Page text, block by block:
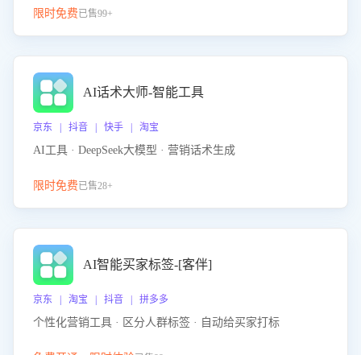
限时免费已售99+
AI话术大师-智能工具
京东 | 抖音 | 快手 | 淘宝
AI工具 · DeepSeek大模型 · 营销话术生成
限时免费已售28+
AI智能买家标签-[客伴]
京东 | 淘宝 | 抖音 | 拼多多
个性化营销工具 · 区分人群标签 · 自动给买家打标